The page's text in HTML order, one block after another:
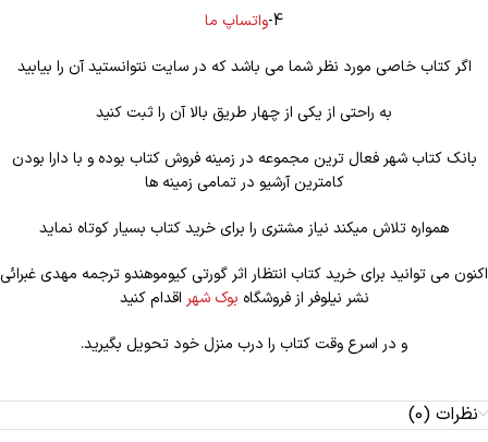
4- واتساپ ما
اگر کتاب خاصی مورد نظر شما می باشد که در سایت نتوانستید آن را بیابید
به راحتی از یکی از چهار طریق بالا آن را ثبت کنید
بانک کتاب شهر فعال ترین مجموعه در زمینه فروش کتاب بوده و با دارا بودن
کامترین آرشیو در تمامی زمینه ها
همواره تلاش میکند نیاز مشتری را برای خرید کتاب بسیار کوتاه نماید
اکنون می توانید برای خرید کتاب انتظار اثر گورتی کیوموهندو ترجمه مهدی غبرائی
نشر نیلوفر از فروشگاه بوک شهر اقدام کنید
و در اسرع وقت کتاب را درب منزل خود تحویل بگیرید.
نظرات (0)